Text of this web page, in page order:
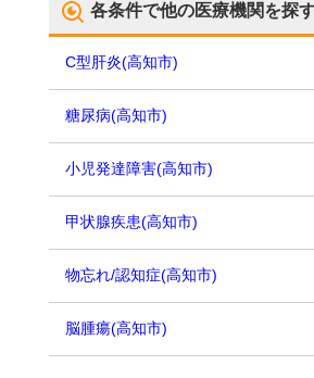
各条件で他の医療機関を探
C型肝炎(高知市)
糖尿病(高知市)
小児発達障害(高知市)
甲状腺疾患(高知市)
物忘れ/認知症(高知市)
脳腫瘍(高知市)